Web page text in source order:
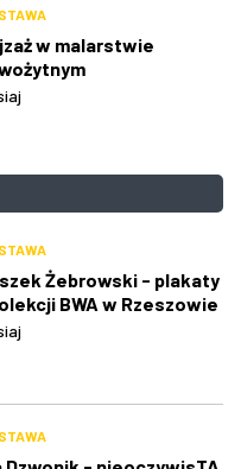
w malarstwie
Żebrowski - plakaty
BWA w Rzeszowie